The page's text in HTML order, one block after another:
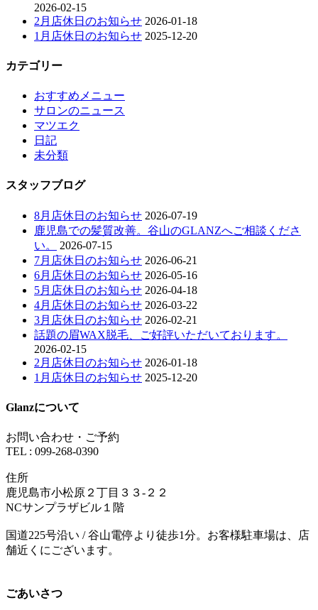
2026-02-15
2月店休日のお知らせ 2026-01-18
1月店休日のお知らせ 2025-12-20
カテゴリー
おすすめメニュー
サロンのニュース
マツエク
日記
未分類
スタッフブログ
8月店休日のお知らせ 2026-07-19
鹿児島での髪質改善。谷山のGLANZへご相談くださ
い。
2026-07-15
7月店休日のお知らせ 2026-06-21
6月店休日のお知らせ 2026-05-16
5月店休日のお知らせ 2026-04-18
4月店休日のお知らせ 2026-03-22
3月店休日のお知らせ 2026-02-21
話題の眉WAX脱毛、ご好評いただいております。
2026-02-15
2月店休日のお知らせ 2026-01-18
1月店休日のお知らせ 2025-12-20
Glanzについて
お問い合わせ・ご予約
TEL : 099-268-0390
住所
鹿児島市小松原２丁目３３-２２
NCサンプラザビル１階
国道225号沿い / 谷山電停より徒歩1分。お客様駐車場は、店
舗近くにございます。
ごあいさつ